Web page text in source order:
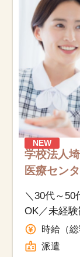
NEW
学校法人
医療セン
＼30代～50
OK／未経
気持ちから
時給（
派遣